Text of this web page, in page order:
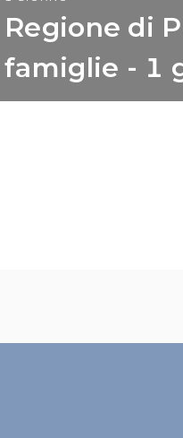
Regione di
famiglie - 1